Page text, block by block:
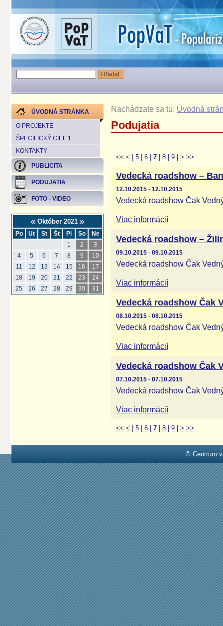
ÚVODNÁ STRÁNKA
O PROJEKTE
ŠPECIFICKÝ CIEĽ 1
KONTAKTY
PUBLICITA
PODUJATIA
FOTO - VIDEO
Október 2021
Po Ut St Št Pi So
Ne
1
2
3
4
5 6 7 8 9
10
11
12 13 14 15 16
17
18
19 20 21 22 23
24
25
26 27 28 29 30 31
Nachádzate sa tu: Úvodná
Podujatia
<< < 5 6 7 8 9 > >>
Vedecká roadshow –
12.10.2015 - 12.10.2015
Vedecká roadshow Čak
Viac informácií
Vedecká roadshow –
09.10.2015 - 09.10.2015
Vedecká roadshow Čak
Viac informácií
Vedecká roadshow Čak
08.10.2015 - 08.10.2015
Vedecká roadshow Čak
Viac informácií
Vedecká roadshow Čak
07.10.2015 - 07.10.2015
Vedecká roadshow Čak
Viac informácií
<< < 5 6 7 8 9 > >>
© Centrum